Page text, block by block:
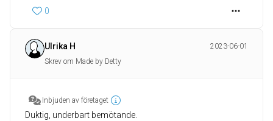
0
Ulrika H
2023-06-01
Skrev om Made by Detty
Inbjuden av företaget